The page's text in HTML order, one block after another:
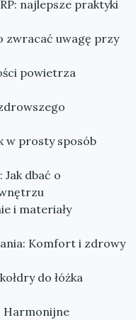
najlepsze praktyki
zwracać uwagę przy
powietrza
w prosty sposób
dbać o
i materiały
Komfort i zdrowy
do łóżka
Harmonijne